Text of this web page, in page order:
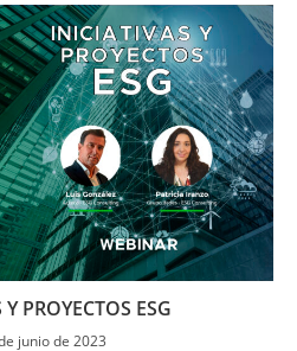
PROYECTOS ESG
junio de 2023